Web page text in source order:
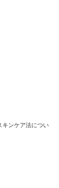
キンケア法につい